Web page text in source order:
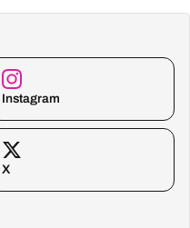
Instagram
X